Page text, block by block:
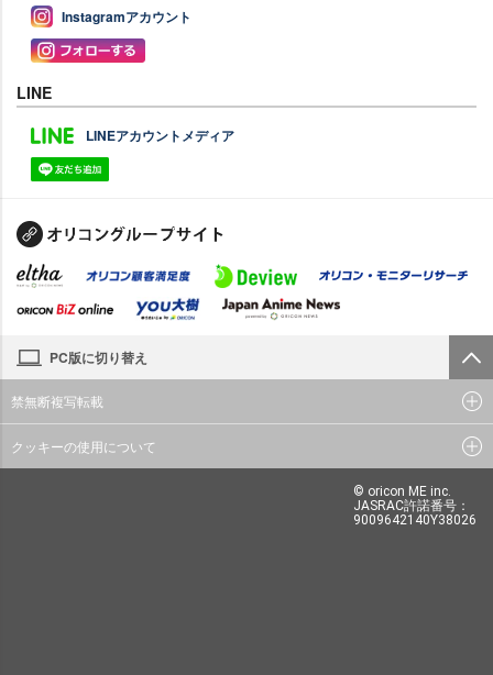
Instagramアカウント
LINE
LINEアカウントメディア
PC版に切り替え
禁無断複写転載
クッキーの使用について
© oricon ME inc.
JASRAC許諾番号：
9009642140Y38026